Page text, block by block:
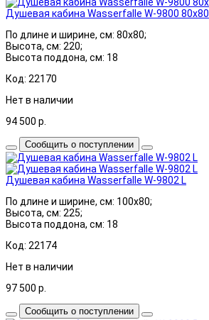
Душевая кабина Wasserfalle W-9800 80x80
По длине и ширине, см: 80x80;
Высота, см: 220;
Высота поддона, см: 18
Код: 22170
Нет в наличии
94 500 р.
Сообщить о поступлении
Душевая кабина Wasserfalle W-9802 L
По длине и ширине, см: 100x80;
Высота, см: 225;
Высота поддона, см: 18
Код: 22174
Нет в наличии
97 500 р.
Сообщить о поступлении